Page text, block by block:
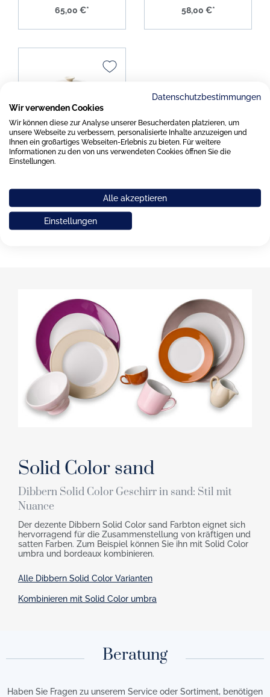
65,00 €* 58,00 €*
Dibbern Solid Color
sand Teekanne 1,10ltr.
Solid Color sand
Dibbern Solid Color Geschirr in sand: Stil mit
Nuance
Der dezente Dibbern Solid Color sand Farbton eignet sich
hervorragend für die Zusammenstellung von kräftigen und
satten Farben. Zum Beispiel können Sie ihn mit Solid Color
umbra und bordeaux kombinieren.
Alle Dibbern Solid Color Varianten
Kombinieren mit Solid Color umbra
Beratung
Haben Sie Fragen zu unserem Service oder Sortiment, benötigen
Datenschutzbestimmungen
Wir verwenden Cookies
Wir können diese zur Analyse unserer Besucherdaten platzieren, um
unsere Webseite zu verbessern, personalisierte Inhalte anzuzeigen und
Ihnen ein großartiges Webseiten-Erlebnis zu bieten. Für weitere
Informationen zu den von uns verwendeten Cookies öffnen Sie die
Einstellungen.
Alle akzeptieren
Einstellungen